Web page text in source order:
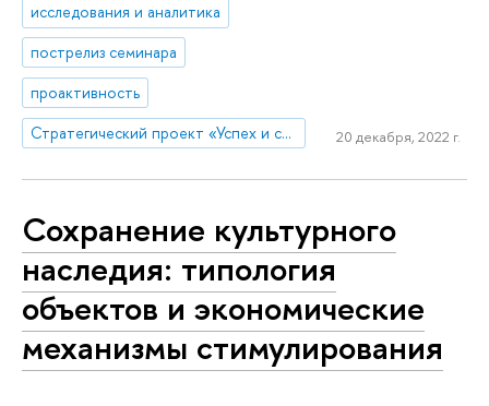
исследования и аналитика
пострелиз семинара
проактивность
Стратегический проект «Успех и самостоятельность человека в меняющемся мире»
20 декабря, 2022 г.
Сохранение культурного
наследия: типология
объектов и экономические
механизмы стимулирования